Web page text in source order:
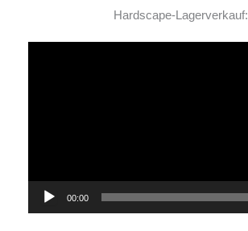
Hardscape-Lagerverkauf:
00:00